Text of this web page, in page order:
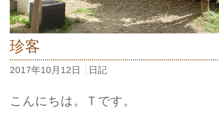
珍客
2017年10月12日 日記
こんにちは。Ｔです。